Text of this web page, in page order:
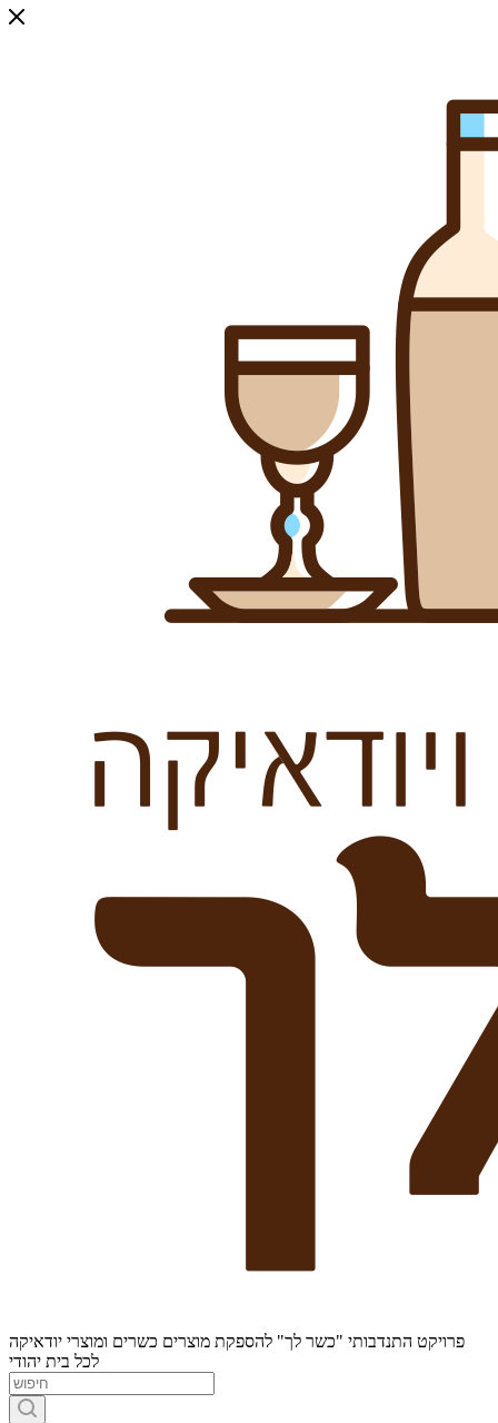
פרויקט התנדבותי "כשר לך" להספקת מוצרים כשרים ומוצרי יודאיקה
לכל בית יהודי